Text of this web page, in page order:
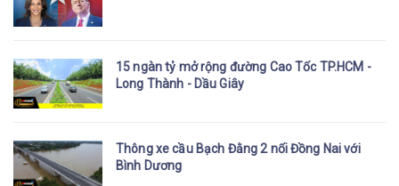
15 ngàn tỷ mở rộng đường Cao Tốc TP.HCM -
Long Thành - Dầu Giây
Thông xe cầu Bạch Đằng 2 nối Đồng Nai với
Bình Dương